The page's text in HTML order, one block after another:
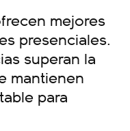
mejores
presenciales.
superan la
mantienen
para